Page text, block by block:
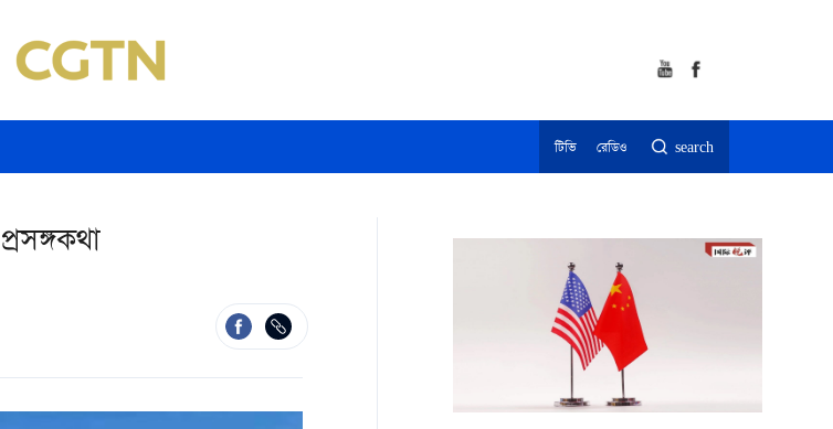
টিভি রেডিও search